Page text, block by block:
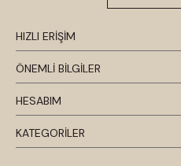
HIZLI ERİŞİM
ÖNEMLİ BİLGİLER
HESABIM
KATEGORİLER